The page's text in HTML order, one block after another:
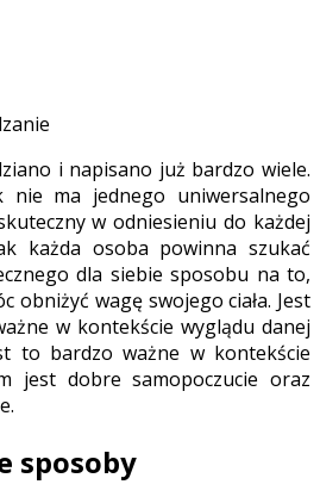
i napisano już bardzo wiele.
nie ma jednego uniwersalnego
w odniesieniu do każdej
każda osoba powinna szukać
dla siebie sposobu na to,
obniżyć wagę swojego ciała. Jest
w kontekście wyglądu danej
to bardzo ważne w kontekście
jest dobre samopoczucie oraz
sposoby